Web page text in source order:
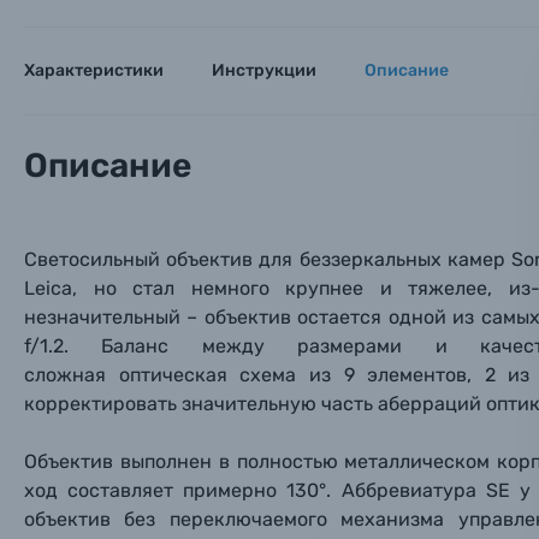
Ваш
Ваш
Вспышки для фотоаппаратов
Электроника
Материалы
Осветительное оборудование
Фоторамки
Заказ
Вами с
Номер
Характеристики Инструкции Описание
Описание
Светосильный объектив для беззеркальных камер
Leica, но стал немного крупнее и тяжелее,
незначительный – объектив остается одной из
f/1.2. Баланс между размерами и
сложная оптическая схема из 9 элементов, 2 из
корректировать значительную часть аберраций
Объектив выполнен в полностью металлическом
ход составляет примерно 130°. Аббревиатура SE
объектив без переключаемого механизма
Ваш